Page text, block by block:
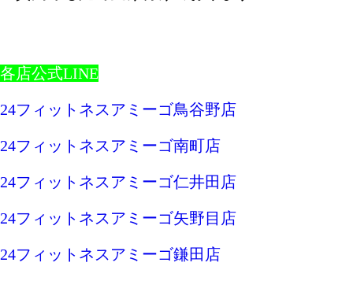
各店公式LINE
24フィットネスアミーゴ鳥谷野店
24フィットネスアミーゴ南町店
24フィットネスアミーゴ仁井田店
24フィットネスアミーゴ矢野目店
24フィットネスアミーゴ鎌田店